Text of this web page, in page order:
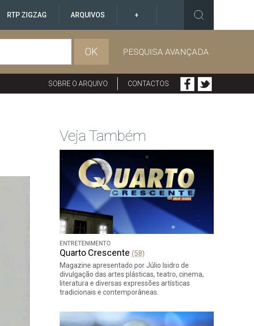
RTP ZIGZAG ARQUIVOS +
OK PESQUISA AVANÇADA
SOBRE O ARQUIVO CONTACTOS
Veja Também
ENTRETENIMENTO
Quarto Crescente (58)
Magazine apresentado por Júlio Isidro de
divulgação das artes plásticas, teatro, cinema,
literatura e diversas expressões artísticas
tradicionais e contemporâneas.